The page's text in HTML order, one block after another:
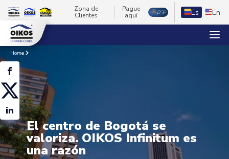
Zona de
Clientes
Pague
aquí
Es En
Home
El centro de Bogotá se
valoriza. OIKOS Infinitum es
una razón